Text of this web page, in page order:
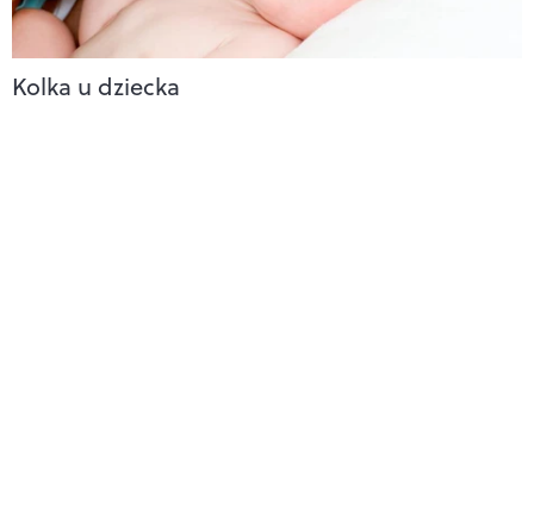
Kolka u dziecka